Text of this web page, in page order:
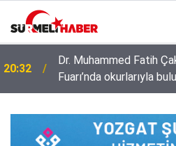
14:52
Diyanet İşleri
milyonları sevindirdi